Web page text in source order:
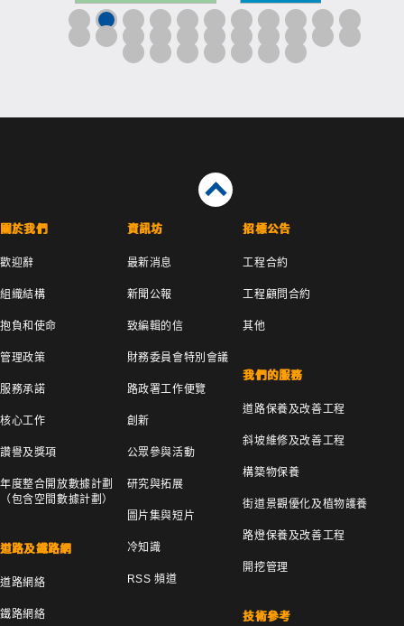
關於我們
歡迎辭
組織結構
抱負和使命
管理政策
服務承諾
核心工作
讚譽及獎項
年度整合開放數據計劃
（包含空間數據計劃）
道路及鐵路網
道路網絡
鐵路網絡
資訊坊
最新消息
新聞公報
致編輯的信
財務委員會特別會議
路政署工作便覽
創新
公眾參與活動
研究與拓展
圖片集與短片
冷知識
RSS 頻道
招標公告
工程合約
工程顧問合約
其他
我們的服務
道路保養及改善工程
斜坡維修及改善工程
構築物保養
街道景觀優化及植物護養
路燈保養及改善工程
開挖管理
技術參考